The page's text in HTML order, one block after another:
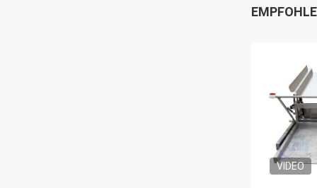
VIDEO